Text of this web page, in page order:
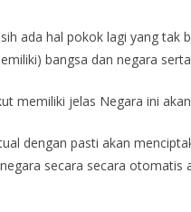
ada hal pokok lagi yang tak
bangsa dan negara
memiliki jelas Negara ini
dengan pasti akan
secara secara